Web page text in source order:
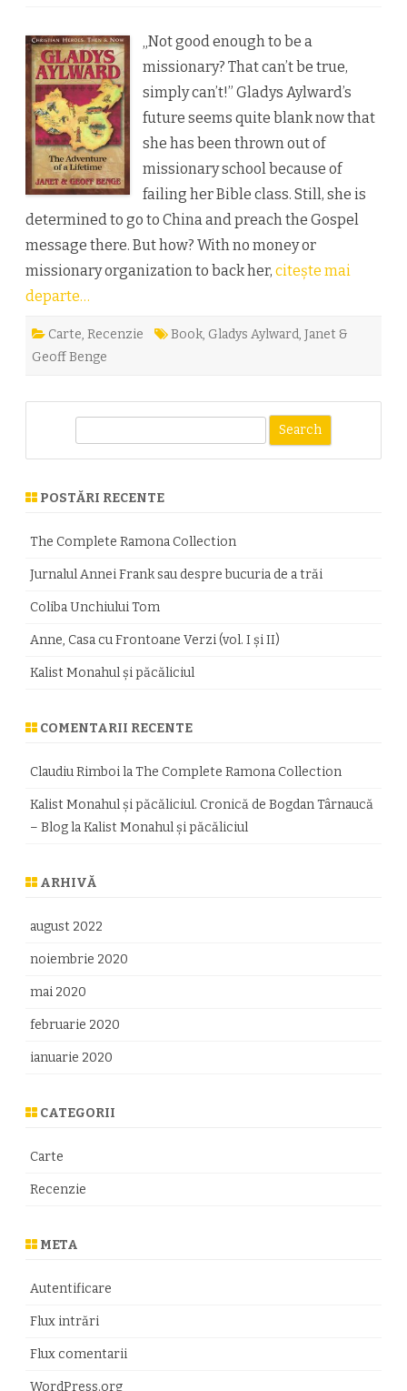
Adventure
of
a
Lifetime
by
Janet
and
Geoff
Benge
„Not good enough to be a
missionary? That can’t be true,
simply can’t!” Gladys Aylward’s
future seems quite blank now that
she has been thrown out of
missionary school because of
failing her Bible class. Still, she is
determined to go to China and preach the Gospel
message there. But how? With no money or
missionary organization to back her, citește mai
departe…
Carte, Recenzie Book, Gladys Aylward, Janet &
Geoff Benge
r
h
POSTĂRI RECENTE
The Complete Ramona Collection
Jurnalul Annei Frank sau despre bucuria de a trăi
Coliba Unchiului Tom
Anne, Casa cu Frontoane Verzi (vol. I și II)
Kalist Monahul şi păcăliciul
COMENTARII RECENTE
Claudiu RimboilaThe Complete Ramona Collection
Kalist Monahul şi păcăliciul. Cronică de Bogdan Târnaucă
– BloglaKalist Monahul şi păcăliciul
ARHIVĂ
august 2022
noiembrie 2020
mai 2020
februarie 2020
ianuarie 2020
CATEGORII
Carte
Recenzie
META
Autentificare
Flux intrări
Flux comentarii
WordPress.org